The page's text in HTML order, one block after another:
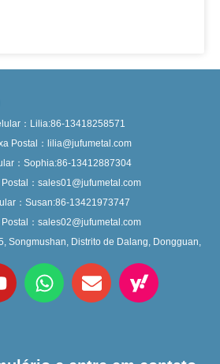
：Lilia:86-13418258571
Postal：lilia@jufumetal.com
：Sophia:86-13412887304
：sales01@jufumetal.com
：Susan:86-13421973747
：sales02@jufumetal.com
Songmushan, Distrito de Dalang, Dongguan,